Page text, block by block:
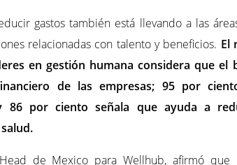
gastos también está llevando a las
relacionadas con talento y beneficios. El
en gestión humana considera que el
de las empresas; 95 por
86 por ciento señala que ayuda a
de Mexico para Wellhub, afirmó que